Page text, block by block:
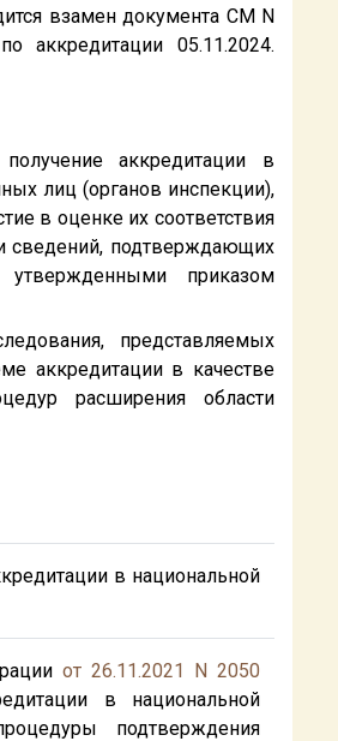
взамен документа СМ N
аккредитации 05.11.2024.
аккредитации в
лиц (органов инспекции),
в оценке их соответствия
сведений, подтверждающих
утвержденными приказом
представляемых
аккредитации в качестве
расширения области
в национальной
от 26.11.2021 N 2050
в национальной
подтверждения